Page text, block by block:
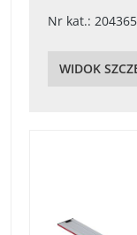
Nr kat.: 204365
WIDOK